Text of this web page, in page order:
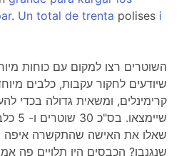
. Un total de trenta polises i
השוטרים רצו למקום עם כוחות
שיודעים לחקור עקבות, כלבים
קרימינלים, ומשאית גדולה בכדי
שאלו את האישה שהתקשרה איפה
שנגנבו? הכבסים היו תלויים פה